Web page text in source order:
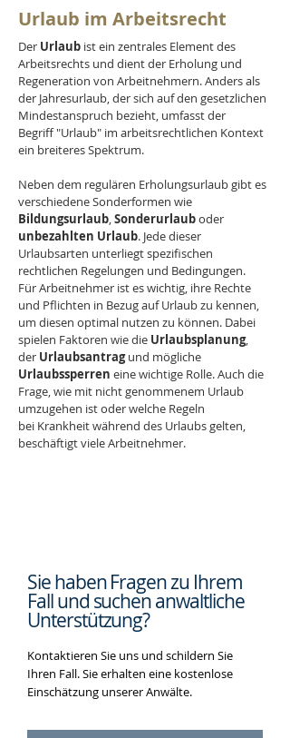
Urlaub im Arbeitsrecht
Der Urlaub ist ein zentrales Element des
Arbeitsrechts und dient der Erholung und
Regeneration von Arbeitnehmern. Anders als
der Jahresurlaub, der sich auf den gesetzlichen
Mindestanspruch bezieht, umfasst der
Begriff "Urlaub" im arbeitsrechtlichen Kontext
ein breiteres Spektrum.
Neben dem regulären Erholungsurlaub gibt es
verschiedene Sonderformen wie
Bildungsurlaub, Sonderurlaub oder
unbezahlten Urlaub. Jede dieser
Urlaubsarten unterliegt spezifischen
rechtlichen Regelungen und Bedingungen.
Für Arbeitnehmer ist es wichtig, ihre Rechte
und Pflichten in Bezug auf Urlaub zu kennen,
um diesen optimal nutzen zu können. Dabei
spielen Faktoren wie die Urlaubsplanung,
der Urlaubsantrag und mögliche
Urlaubssperren eine wichtige Rolle. Auch die
Frage, wie mit nicht genommenem Urlaub
umzugehen ist oder welche Regeln
bei Krankheit während des Urlaubs gelten,
beschäftigt viele Arbeitnehmer.
Sie haben Fragen zu Ihrem
Fall und suchenanwaltliche
Unterstützung?
Kontaktieren Sie uns und schildern Sie
Ihren Fall. Sie erhalten eine kostenlose
Einschätzung unserer Anwälte.